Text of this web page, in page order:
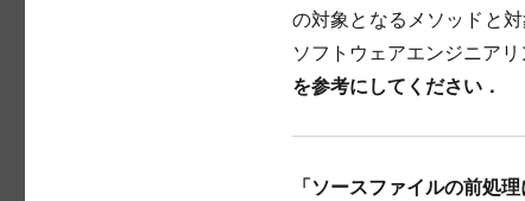
の対象となるメソッドと
ソフトウェアエンジニア
を参考にしてください．
「ソースファイルの前処